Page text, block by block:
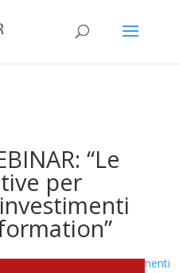
“Le
per
per finanziare gli investimenti